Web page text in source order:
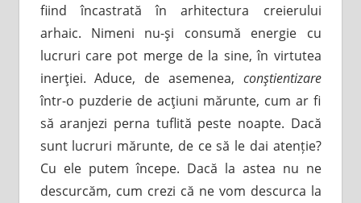
fiind încastrată în arhitectura creierului
arhaic. Nimeni nu-şi consumă energie cu
lucruri care pot merge de la sine, în virtutea
inerţiei. Aduce, de asemenea, conştientizare
într-o puzderie de acţiuni mărunte, cum ar fi
să aranjezi perna tuflită peste noapte. Dacă
sunt lucruri mărunte, de ce să le dai atenție?
Cu ele putem începe. Dacă la astea nu ne
descurcăm, cum crezi că ne vom descurca la